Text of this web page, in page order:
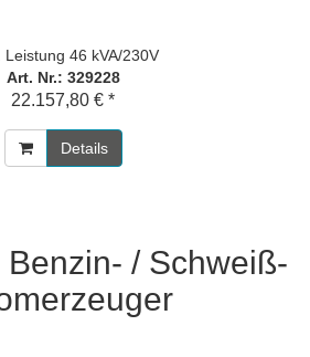
Leistung 46 kVA/230V
Art. Nr.: 329228
22.157,80 € *
Details
Benzin- / Schweiß-